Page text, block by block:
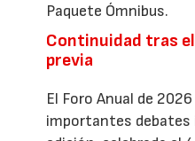
Paquete Ómnibus.
Continuidad tras
previa
El Foro Anual de
importantes debates